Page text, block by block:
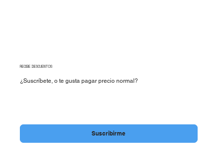
RECIBE DESCUENTOS
¿Suscríbete, o te gusta pagar precio normal?
Suscribirme